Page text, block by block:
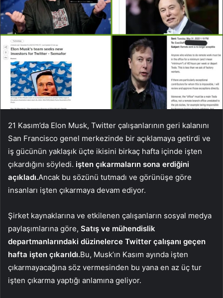
21 Kasım’da Elon Musk, Twitter çalışanlarının geri kalanını
San Francisco genel merkezinde bir açıklamaya getirdi ve
iş gücünün yaklaşık üçte ikisini birkaç hafta içinde işten
çıkardığını söyledi. işten çıkarmaların sona erdiğini
açıkladı.Ancak bu sözünü tutmadı ve görünüşe göre
insanları işten çıkarmaya devam ediyor.
Şirket kaynaklarına ve etkilenen çalışanların sosyal medya
paylaşımlarına göre, Satış ve mühendislik
departmanlarındaki düzinelerce Twitter çalışanı geçen
hafta işten çıkarıldı.Bu, Musk’ın Kasım ayında işten
çıkarmayacağına söz vermesinden bu yana en az üç tur
işten çıkarma yaptığı anlamına geliyor.